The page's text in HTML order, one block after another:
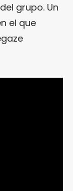
grupo. Un
el que